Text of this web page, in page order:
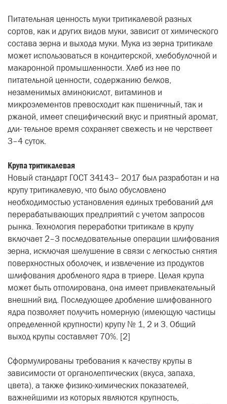
Питательная ценность муки тритикалевой разных
сортов, как и других видов муки, зависит от химического
состава зерна и выхода муки. Мука из зерна тритикале
может использоваться в кондитерской, хлебобулочной и
макаронной промышленности. Хлеб из нее по
питательной ценности, содержанию белков,
незаменимых аминокислот, витаминов и
микроэлементов превосходит как пшеничный, так и
ржаной, имеет специфический вкус и приятный аромат,
дли- тельное время сохраняет свежесть и не черствеет
3–4 суток.
Крупа тритикалевая
Новый стандарт ГОСТ 34143– 2017 был разработан и на
крупу тритикалевую, что было обусловлено
необходимостью установления единых требований для
перерабатывающих предприятий с учетом запросов
рынка. Технология переработки тритикале в крупу
включает 2–3 последовательные операции шлифования
зерна, исключая шелушение в связи с легкостью снятия
поверхностных оболочек, и извлечение из продуктов
шлифования дробленого ядра в триере. Целая крупа
может быть отполирована, она имеет привлекательный
внешний вид. Последующее дробление шлифованного
ядра позволяет получить номерную (имеющую частицы
определенной крупности) крупу № 1, 2 и 3. Общий
выход крупы составляет 70%. [2]
Сформулированы требования к качеству крупы в
зависимости от органолептических (вкуса, запаха,
цвета), а также физико-химических показателей,
важнейшими из которых являются крупность,